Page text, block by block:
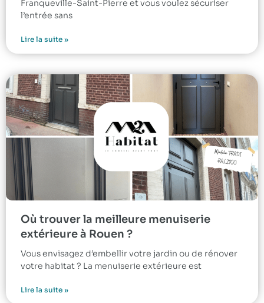
Franqueville-Saint-Pierre et vous voulez sécuriser
l’entrée sans
Lire la suite »
Où trouver la meilleure menuiserie
extérieure à Rouen ?
Vous envisagez d’embellir votre jardin ou de rénover
votre habitat ? La menuiserie extérieure est
Lire la suite »